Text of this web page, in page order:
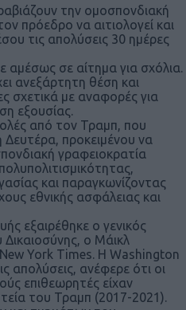
την ομοσπονδιακή
πρόεδρο να αιτιολογεί και
τις απολύσεις 30 ημέρες
αμέσως σε αίτημα για σχόλια.
ανεξάρτητη θέση και
σχετικά με αναφορές για
εξουσίας.
από τον Τραμπ, που
προκειμένου να
γραφειοκρατία
και παραγκωνίζοντας
εθνικής ασφάλειας και
εξαιρέθηκε ο γενικός
ο Μάικλ
York Times. Η Washington
απολύσεις, ανέφερε ότι οι
επιθεωρητές είχαν
του Τραμπ (2017-2021).